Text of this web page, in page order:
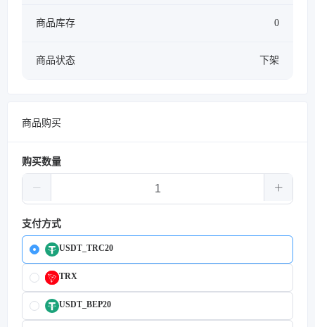
商品库存 0
商品状态 下架
商品购买
购买数量
支付方式
USDT_TRC20
TRX
USDT_BEP20